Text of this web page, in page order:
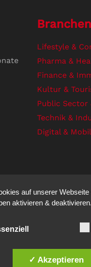
Branchen
Lifestyle &
Pharma &
Finance &
Kultur &
Public Sector
Technik &
Digital &
auf den Punkt.
auf unserer
aktivieren &
✓ Akzeptieren